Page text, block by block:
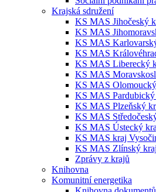
Krajská sdružení
KS MAS Jihočeský
KS MAS
KS MAS
KS MAS
KS MAS Liberecký
KS MAS
KS MAS
KS MAS Pardubický
KS MAS Plzeňský
KS MAS
KS MAS Ústecký
KS MAS kraj
KS MAS Zlínský kraj
Zprávy z krajů
Knihovna
Komunitní energetika